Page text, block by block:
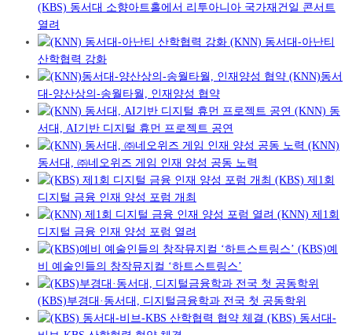
(KBS) 동서대 소향아트홀에서 리투아니아 국가재건일 콘서트
열려
(KNN) 동서대-아난티
산학협력 강화
(KNN)동서
대-양산상의-송월타월, 인재양성 협약
(KNN) 동
서대, AI기반 디지털 휴먼 프로젝트 공연
(KNN)
동서대, ㈜네오위즈 게임 인재 양성 공동 노력
(KBS) 제1회
디지털 금융 인재 양성 포럼 개최
(KNN) 제1회
디지털 금융 인재 양성 포럼 열려
(KBS)예
비 예술인들의 창작뮤지컬 ‘하트스트링스’
(KBS)부경대·동서대, 디지털금융학과 전국 첫 공동학위
(KBS) 동서대-